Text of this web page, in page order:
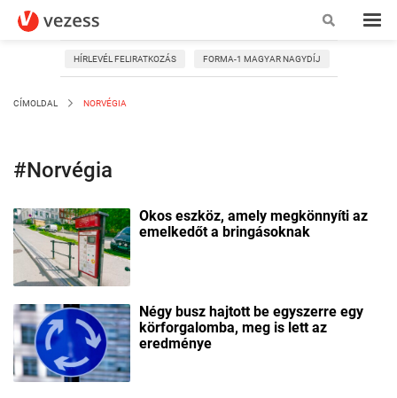
HÍRLEVÉL FELIRATKOZÁS FORMA-1 MAGYAR NAGYDÍJ
CÍMOLDAL NORVÉGIA
#Norvégia
Okos eszköz, amely megkönnyíti az
emelkedőt a bringásoknak
Négy busz hajtott be egyszerre egy
körforgalomba, meg is lett az
eredménye